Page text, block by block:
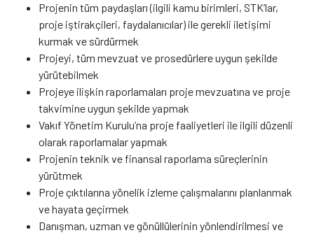
Projenin tüm paydaşları (ilgili kamu birimleri, STK’lar,
proje iştirakçileri, faydalanıcılar) ile gerekli iletişimi
kurmak ve sürdürmek
Projeyi, tüm mevzuat ve prosedürlere uygun şekilde
yürütebilmek
Projeye ilişkin raporlamaları proje mevzuatına ve proje
takvimine uygun şekilde yapmak
Vakıf Yönetim Kurulu’na proje faaliyetleri ile ilgili düzenli
olarak raporlamalar yapmak
Projenin teknik ve finansal raporlama süreçlerinin
yürütmek
Proje çıktılarına yönelik izleme çalışmalarını planlanmak
ve hayata geçirmek
Danışman, uzman ve gönüllülerinin yönlendirilmesi ve